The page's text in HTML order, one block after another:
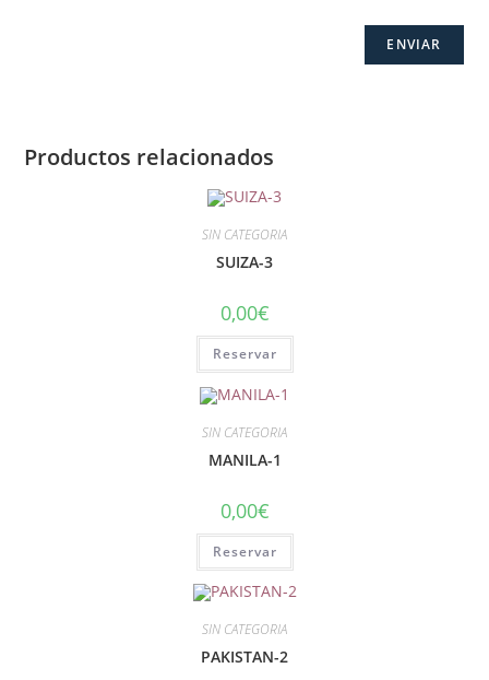
Productos relacionados
SIN CATEGORIA
SUIZA-3
0,00€
Reservar
SIN CATEGORIA
MANILA-1
0,00€
Reservar
SIN CATEGORIA
PAKISTAN-2